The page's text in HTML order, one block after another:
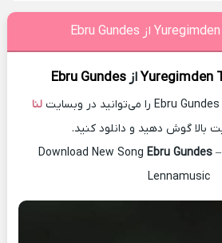
YuregimdenازEbru Gundes
لنا
بالا گوش دهید و دانلود کنید.
Download New Song Ebru Gundes–
Lennamusic